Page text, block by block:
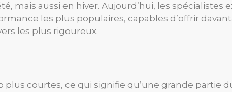
mais aussi en hiver. Aujourd’hui, les spécialistes
les plus populaires, capables d’offrir
les plus rigoureux.
courtes, ce qui signifie qu’une grande partie